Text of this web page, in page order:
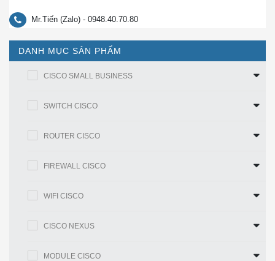
mẽ. Ngoài ra, xác thực 802.1 X RADIUS giúp ngăn
người dùng trái phép.
WPA và WPA2
Có, bao gồm xác thực Doanh
Mr.Tiến (Zalo) - 0948.40.70.80
DANH MỤC SẢN PHẨM
CISCO SMALL BUSINESS
SWITCH CISCO
ROUTER CISCO
FIREWALL CISCO
WIFI CISCO
CISCO NEXUS
MODULE CISCO